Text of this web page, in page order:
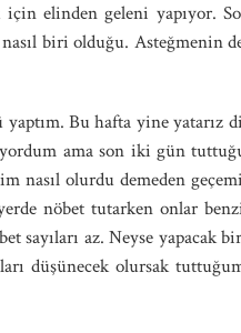
elinden geleni yapıyor.
biri olduğu.
Bu hafta yine yatarız
ama son iki gün
nasıl olurdu demeden
nöbet tutarken onlar
az. Neyse yapacak
düşünecek olursak